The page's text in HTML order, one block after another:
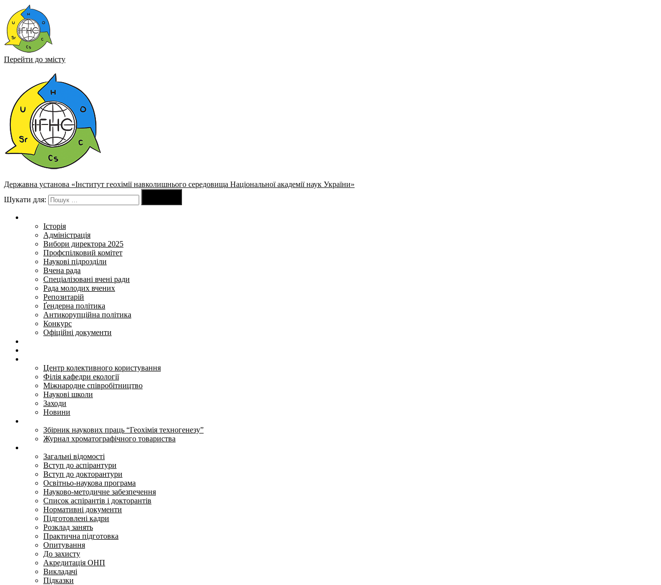
Перейти до змісту
Державна установа «Інститут геохімії навколишнього середовища Національної академії наук України»
Шукати для:
Історія
Адміністрація
Вибори директора 2025
Профспілковий комітет
Наукові підрозділи
Вчена рада
Спеціалізовані вчені ради
Рада молодих вчених
Репозитарій
Ґендерна політика
Антикорупційна політика
Конкурс
Офіційні документи
Центр колективного користування
Філія кафедри екології
Міжнародне співробітництво
Наукові школи
Заходи
Новини
Збірник наукових праць “Геохімія техногенезу”
Журнал хроматографічного товариства
Загальні відомості
Вступ до аспірантури
Вступ до докторантури
Освітньо-наукова програма
Науково-методичне забезпечення
Список аспірантів і докторантів
Нормативні документи
Підготовлені кадри
Розклад занять
Практична підготовка
Опитування
До захисту
Акредитація ОНП
Викладачі
Підказки